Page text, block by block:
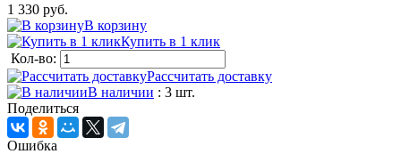
1 330 руб.
В корзину
Купить в 1 клик
Кол-во:
Рассчитать доставку
В наличии : 3 шт.
Поделиться
Ошибка